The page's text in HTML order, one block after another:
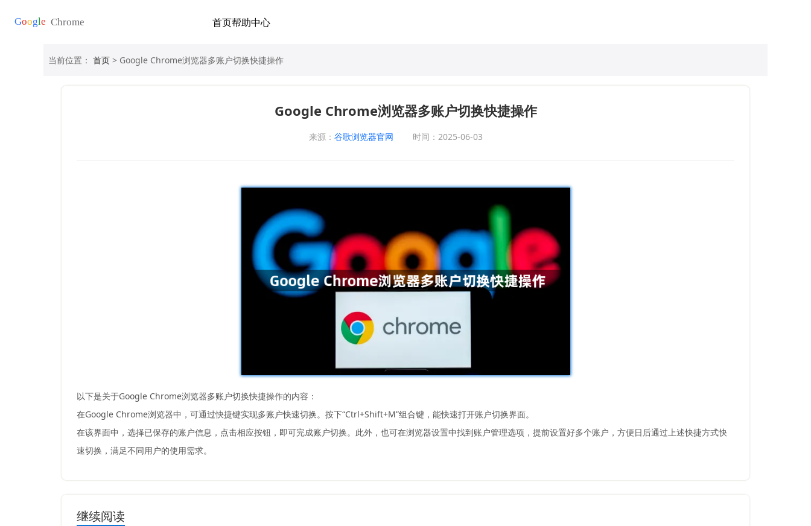
首页帮助中心
当前位置： 首页 > Google Chrome浏览器多账户切换快捷操作
Google Chrome浏览器多账户切换快捷操作
来源： 谷歌浏览器官网 时间：2025-06-03
以下是关于Google Chrome浏览器多账户切换快捷操作的内容：
在Google Chrome浏览器中，可通过快捷键实现多账户快速切换。按下“Ctrl+Shift+M”组合键，能快速打开账户切换界面。
在该界面中，选择已保存的账户信息，点击相应按钮，即可完成账户切换。此外，也可在浏览器设置中找到账户管理选项，提前设置好多个账户，方便日后通过上述快捷方式快
速切换，满足不同用户的使用需求。
继续阅读